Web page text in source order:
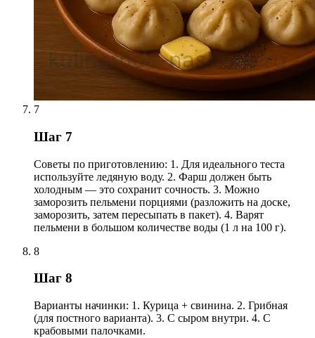
7
Шаг 7
Советы по приготовлению: 1. Для идеального теста
используйте ледяную воду. 2. Фарш должен быть
холодным — это сохранит сочность. 3. Можно
заморозить пельмени порциями (разложить на доске,
заморозить, затем пересыпать в пакет). 4. Варят
пельмени в большом количестве воды (1 л на 100 г).
8
Шаг 8
Варианты начинки: 1. Курица + свинина. 2. Грибная
(для постного варианта). 3. С сыром внутри. 4. С
крабовыми палочками.